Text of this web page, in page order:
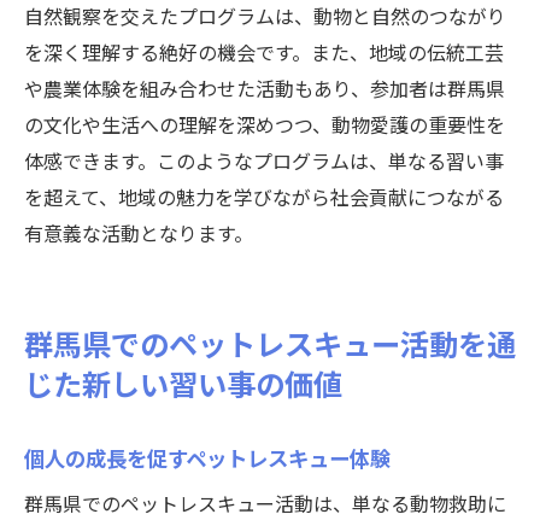
自然観察を交えたプログラムは、動物と自然のつながり
を深く理解する絶好の機会です。また、地域の伝統工芸
や農業体験を組み合わせた活動もあり、参加者は群馬県
の文化や生活への理解を深めつつ、動物愛護の重要性を
体感できます。このようなプログラムは、単なる習い事
を超えて、地域の魅力を学びながら社会貢献につながる
有意義な活動となります。
群馬県でのペットレスキュー活動を通
じた新しい習い事の価値
個人の成長を促すペットレスキュー体験
群馬県でのペットレスキュー活動は、単なる動物救助に